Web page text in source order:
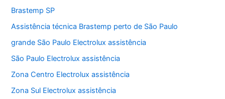
Brastemp SP
Assistência técnica Brastemp perto de São Paulo
grande São Paulo Electrolux assistência
São Paulo Electrolux assistência
Zona Centro Electrolux assistência
Zona Sul Electrolux assistência